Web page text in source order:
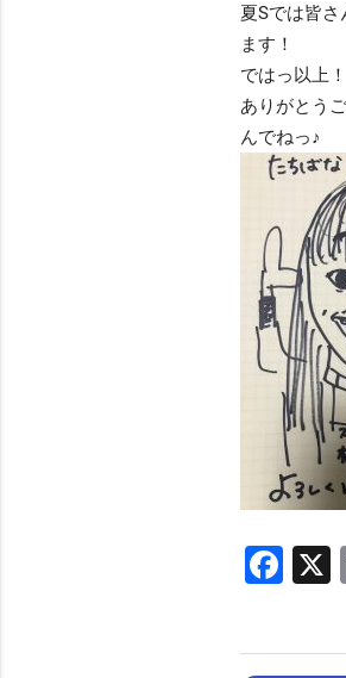
夏Sでは皆
ます！
ではっ以上
ありがとう
んでねっ♪